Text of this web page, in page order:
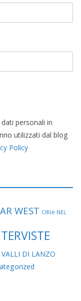
personali in
utilizzati dal blog
Policy
WEST CIRIè NEL
DI LANZO